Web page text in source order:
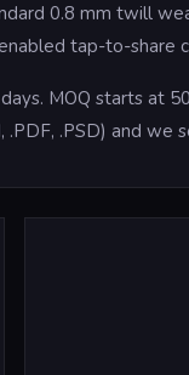
0.8 mm twill
tap-to-share
MOQ starts at
.PSD) and